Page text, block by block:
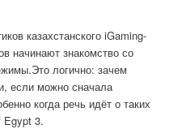
казахстанского iGaming-
начинают знакомство со
логично: зачем
если можно сначала
когда речь идёт о таких
Egypt 3.